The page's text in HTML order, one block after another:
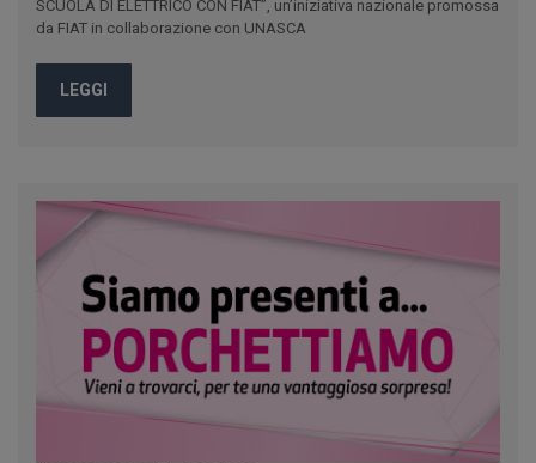
SCUOLA DI ELETTRICO CON FIAT”, un’iniziativa nazionale promossa
da FIAT in collaborazione con UNASCA
LEGGI